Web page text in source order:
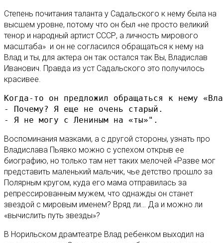
Степень почитания таланта у Садальского к нему была на
высшем уровне, потому что он был «не просто великий
тенор и народный артист СССР, а личность мирового
масштаба» и он не согласился обращаться к нему на
Влад и ты, для актера он так остался так Вы, Владислав
Иванович. Правда из уст Садальского это получилось
красивее.
Когда-то он предложил обращаться к нему
- Почему? Я еще не очень старый.
- Я не могу с Лениным на «ты»".
Воспоминания мазками, а с другой стороны, узнать про
Владислава Пьявко можно с успехом открыв ее
биографию, но только там нет таких мелочей «Разве мог
представить маленький мальчик, чье детство прошло за
Полярным кругом, куда его мама отправилась за
репрессированным мужем, что однажды он станет
звездой с мировым именем? Вряд ли… Да и можно ли
«вычислить путь звезды»?
В Норильском драмтеатре Влад ребенком выходил на